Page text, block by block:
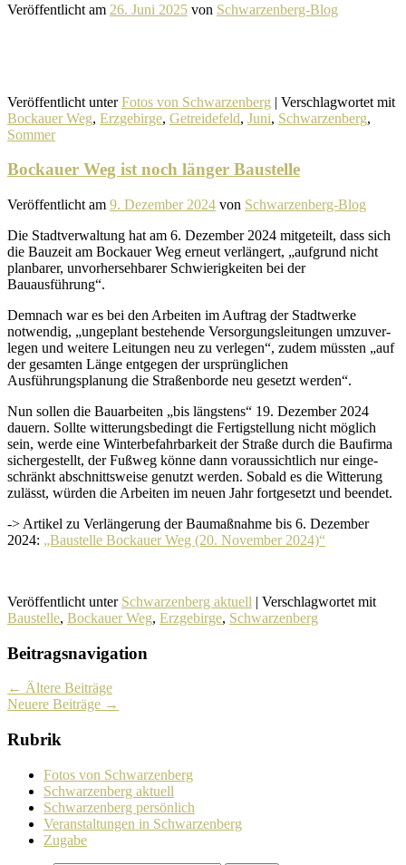
Veröffentlicht am 26. Juni 2025 von Schwarzenberg-Blog
Veröffentlicht unter Fotos von Schwarzenberg | Verschlagwortet mit
Bockauer Weg, Erzgebirge, Getreidefeld, Juni, Schwarzenberg,
Sommer
Bockauer Weg ist noch länger Baustelle
Veröffentlicht am 9. Dezember 2024 von Schwarzenberg-Blog
Die Stadtverwaltung hat am 6. Dezember 2024 mitge­teilt, dass sich
die Bauzeit am Bockauer Weg erneut verlän­gert, „aufgrund nicht
plan­barer, unvor­her­seh­barer Schwierigkeiten bei der
Bauausführung“.
Demnach war es bei den Arbeiten im Auftrag der Stadtwerke
notwendig, „unge­plant bestehende Versorgungsleitungen umzu­ver­
legen und weitere Leitungen neu zu verlegen“, zudem müssten „auf
der gesamten Länge entgegen der ursprüng­li­chen
Ausführungsplanung die Straßenborde neu gesetzt werden“.
Nun sollen die Bauarbeiten „bis längs­tens“ 19. Dezember 2024
dauern. Sollte witte­rungs­be­dingt die Fertigstellung nicht möglich
sein, werde eine Winterbefahrbarkeit der Straße durch die Baufirma
sicher­ge­stellt, der Fußweg könne dann voraus­sicht­lich nur einge­
schränkt abschnitts­weise genutzt werden. Sobald es die Witterung
zulässt, würden die Arbeiten im neuen Jahr fort­ge­setzt und beendet.
-> Artikel zu Verlängerung der Baumaßnahme bis 6. Dezember
2024: „Baustelle Bockauer Weg (20. November 2024)“
Veröffentlicht unter Schwarzenberg aktuell | Verschlagwortet mit
Baustelle, Bockauer Weg, Erzgebirge, Schwarzenberg
Beitragsnavigation
← Ältere Beiträge
Neuere Beiträge →
Rubrik
Fotos von Schwarzenberg
Schwarzenberg aktuell
Schwarzenberg persönlich
Veranstaltungen in Schwarzenberg
Zugabe